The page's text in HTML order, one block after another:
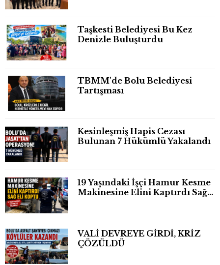
Taşkesti Belediyesi Bu Kez
Denizle Buluşturdu
TBMM'de Bolu Belediyesi
Tartışması
Kesinleşmiş Hapis Cezası
Bulunan 7 Hükümlü Yakalandı
19 Yaşındaki İşçi Hamur Kesme
Makinesine Elini Kaptırdı Sağ
VALİ DEVREYE GİRDİ, KRİZ
ÇÖZÜLDÜ